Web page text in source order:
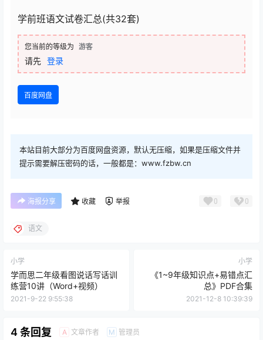
学前班语文试卷汇总(共32套)
您当前的等级为 游客
请先 登录
百度网盘
本站目前大部分为百度网盘资源，默认无压缩，如果是压缩文件并
提示需要解压密码的话，一般都是：www.fzbw.cn
海报分享 收藏 举报 0 0
语文
小学
学而思二年级看图说话写话训
练营10讲（Word+视频）
2021-9-22 9:55:38
小学
《1~9年级知识点+易错点汇
总》PDF合集
2021-12-8 10:39:39
4 条回复 A 文章作者 M 管理员